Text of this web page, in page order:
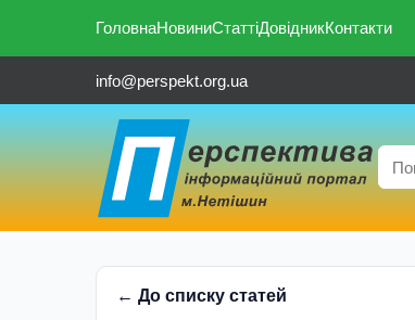
ГоловнаНовиниСтаттіДовідникКонтакти
info@perspekt.org.ua
← До списку статей